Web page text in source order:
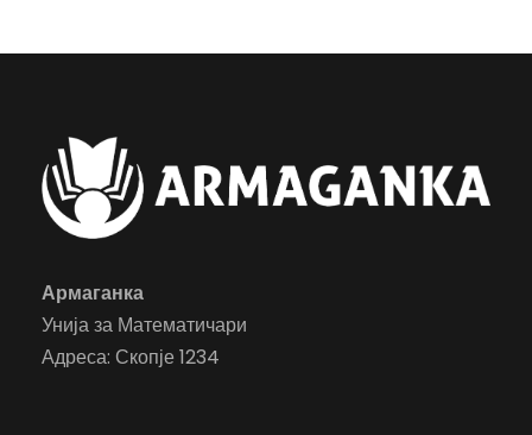
Армаганка
Унија за Математичари
Адреса: Скопје 1234